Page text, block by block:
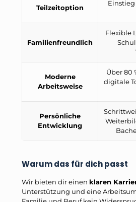
Teilzeitoption
Einstieg
Familienfreundlich
Flexible
Moderne
Arbeitsweise
Über 80
digitale
Persönliche
Entwicklung
Warum das für dich passt
Wir bieten dir einen klaren
Unterstützung und eine